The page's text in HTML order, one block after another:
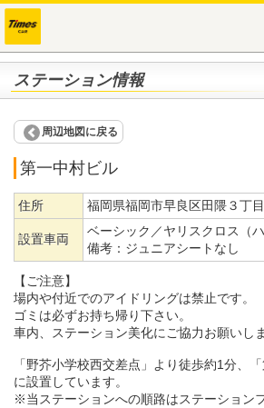
ステーション情報
周辺地図に戻る
第一中村ビル
住所 福岡県福岡市早良区田隈３丁
設置車両
ベーシック／ヤリスクロス（ハ
備考： ジュニアシートなし
【ご注意】
場内や付近でのアイドリングは禁止です。
ゴミは必ずお持ち帰り下さい。
車内、ステーション美化にご協力お願いしま
「野芥小学校西交差点」より徒歩約1分、
に設置しています。
※当ステーションへの順路はステーション